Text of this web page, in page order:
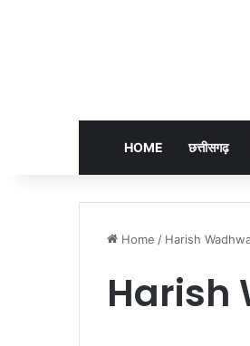
HOME छत्तीसगढ़
Home / Harish
Harish